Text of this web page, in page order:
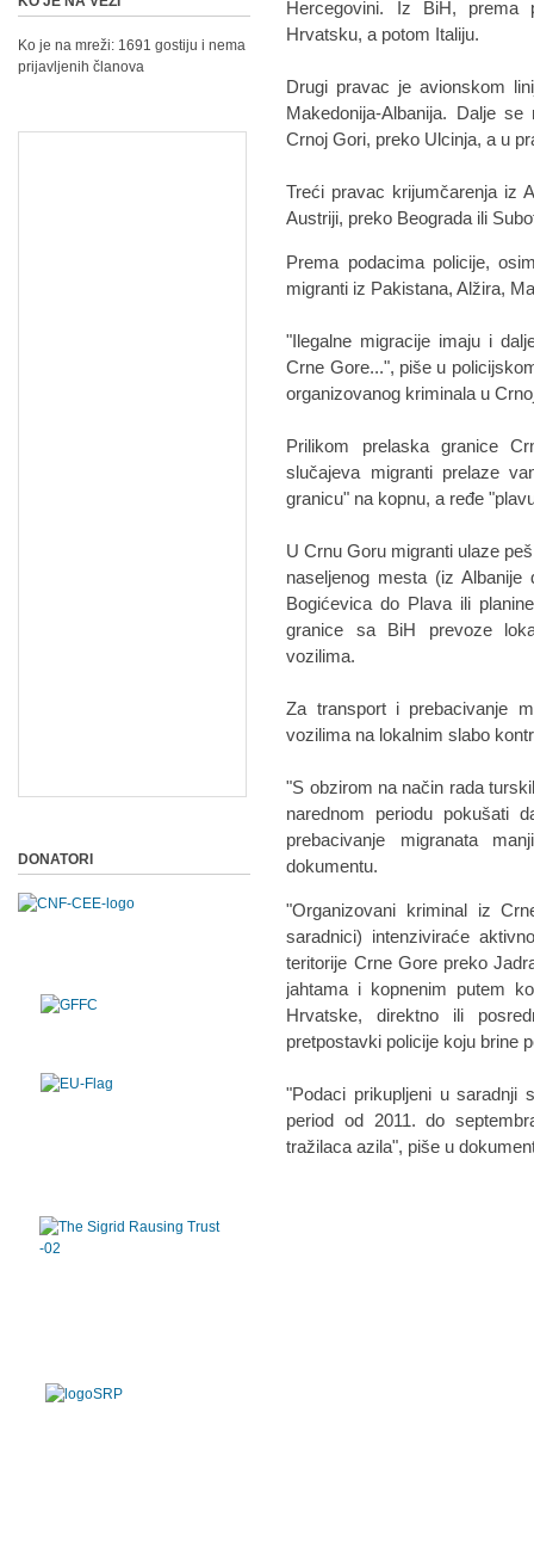
Hercegovini. Iz BiH, prema
Hrvatsku, a potom Italiju.
Drugi pravac je avionskom
Makedonija-Albanija. Dalje
Crnoj Gori, preko Ulcinja, a u
Treći pravac krijumčarenja iz
Austriji, preko Beograda ili
Prema podacima policije,
migranti iz Pakistana, Alžira,
"Ilegalne migracije imaju i
Crne Gore...", piše u
organizovanog kriminala u
Prilikom prelaska granice
slučajeva migranti prelaze
granicu" na kopnu, a ređe
U Crnu Goru migranti ulaze
naseljenog mesta (iz
Bogićevica do Plava ili
granice sa BiH prevoze
vozilima.
Za transport i prebacivanje
vozilima na lokalnim slabo
"S obzirom na način rada
narednom periodu pokušati
prebacivanje migranata
dokumentu.
"Organizovani kriminal iz
saradnici) intenziviraće
teritorije Crne Gore preko
jahtama i kopnenim putem
Hrvatske, direktno ili
pretpostavki policije koju brine
"Podaci prikupljeni u
period od 2011. do
tražilaca azila", piše u
Ko je na mreži: 1691 gostiju i nema
prijavljenih članova
DONATORI